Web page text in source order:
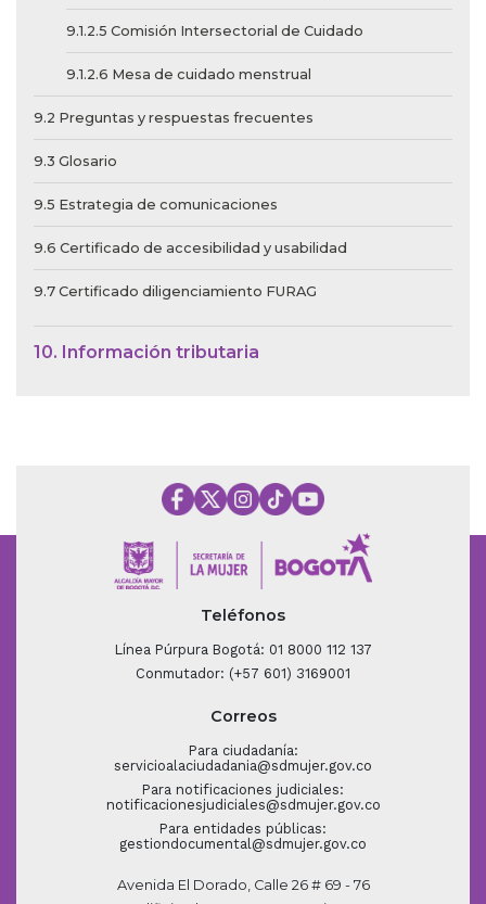
9.1.2.5 Comisión Intersectorial de Cuidado
9.1.2.6 Mesa de cuidado menstrual
9.2 Preguntas y respuestas frecuentes
9.3 Glosario
9.5 Estrategia de comunicaciones
9.6 Certificado de accesibilidad y usabilidad
9.7 Certificado diligenciamiento FURAG
10. Información tributaria
Teléfonos
Línea Púrpura Bogotá: 01 8000 112 137
Conmutador: (+57 601) 3169001
Correos
Para ciudadanía:
servicioalaciudadania@sdmujer.gov.co
Para notificaciones judiciales:
notificacionesjudiciales@sdmujer.gov.co
Para entidades públicas:
gestiondocumental@sdmujer.gov.co
Avenida El Dorado, Calle 26 # 69 - 76